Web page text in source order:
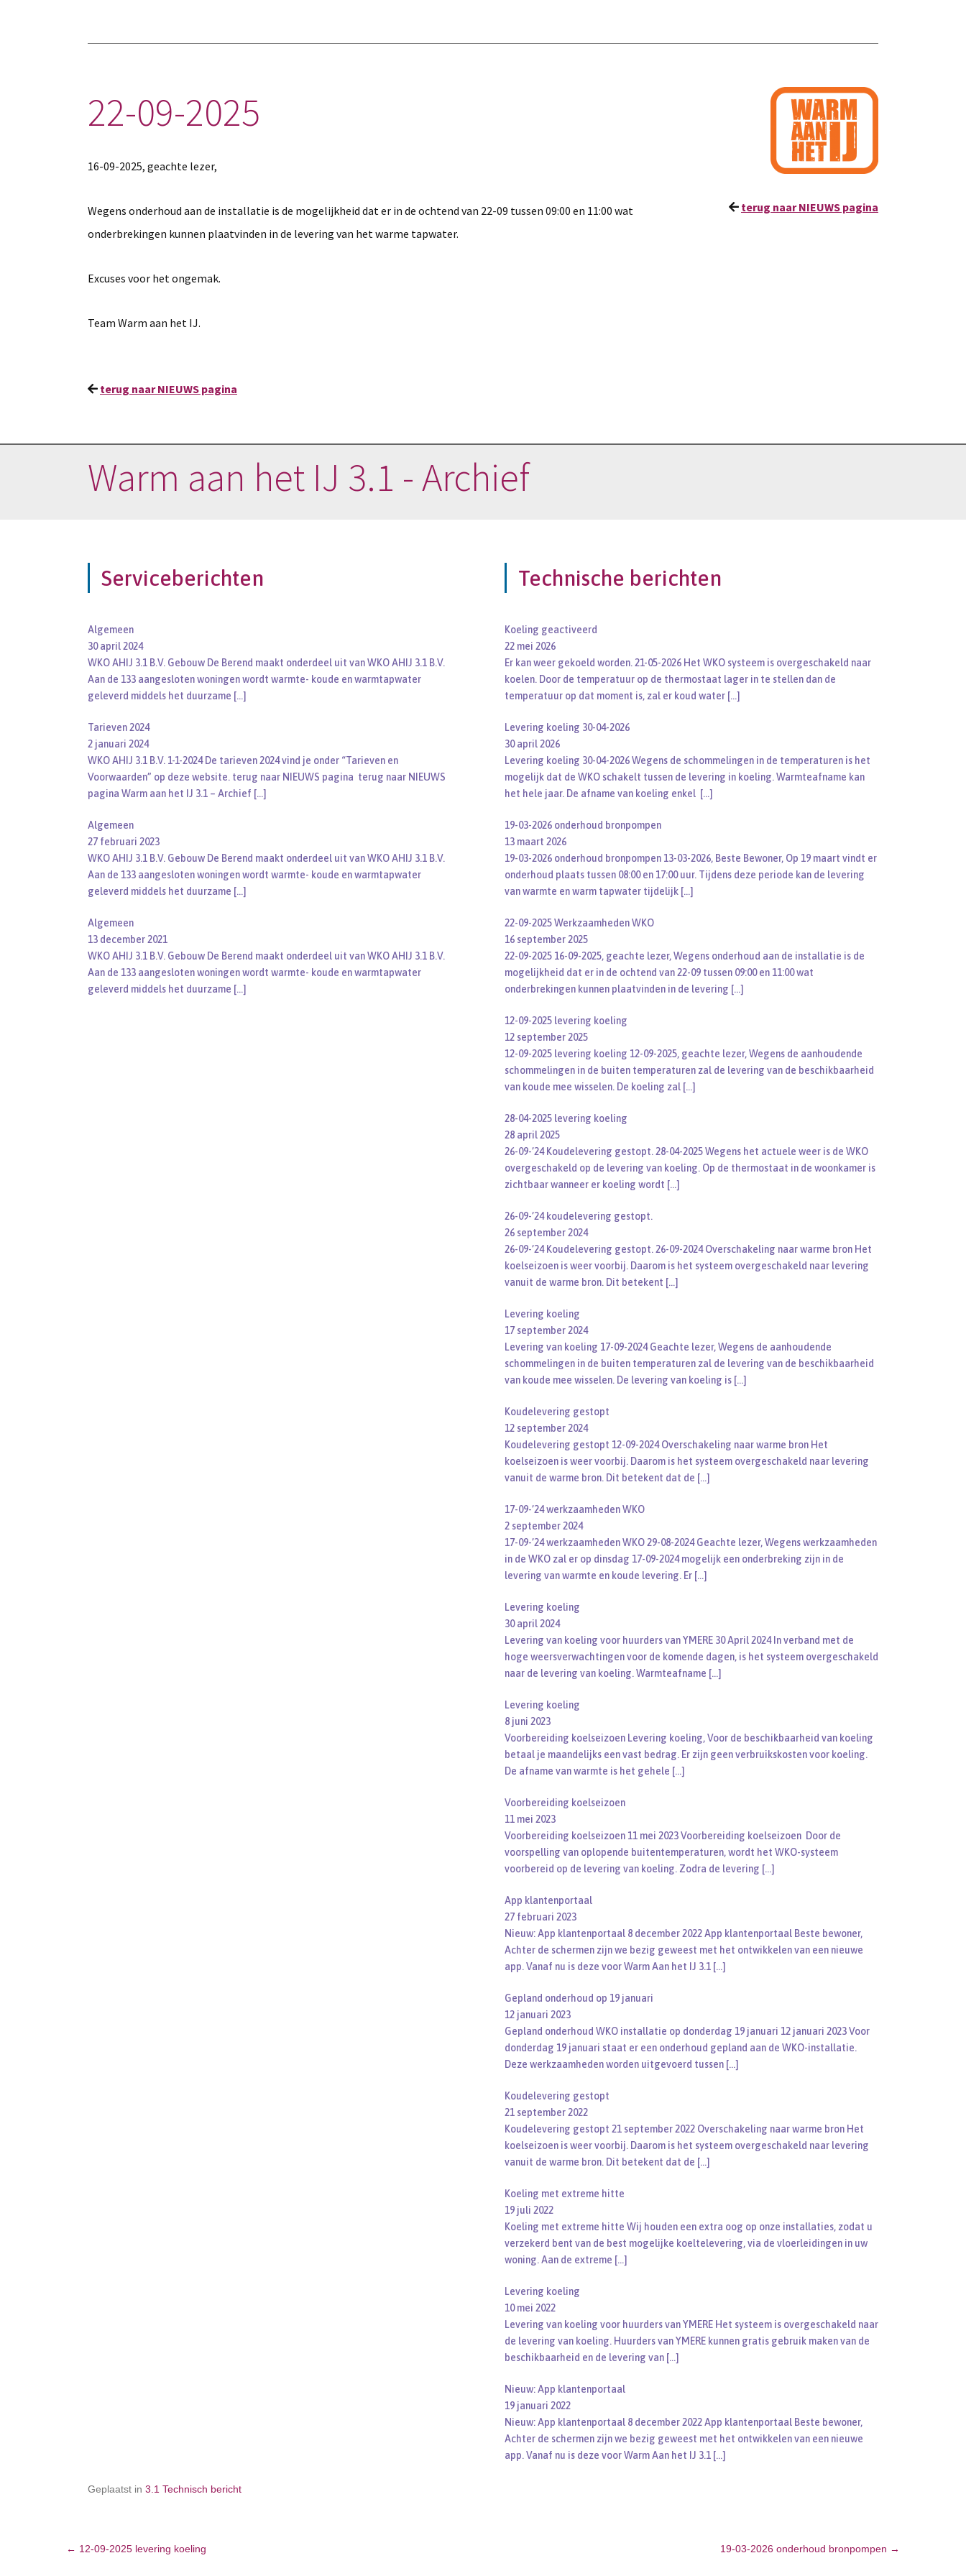
22-09-2025
16-09-2025, geachte lezer,
Wegens onderhoud aan de installatie is de mogelijkheid dat er in de ochtend van 22-09 tussen 09:00 en 11:00 wat
onderbrekingen kunnen plaatvinden in de levering van het warme tapwater.
Excuses voor het ongemak.
Team Warm aan het IJ.
terug naar NIEUWS pagina
terug naar NIEUWS pagina
Warm aan het IJ 3.1 - Archief
Serviceberichten
Algemeen
30 april 2024
WKO AHIJ 3.1 B.V. Gebouw De Berend maakt onderdeel uit van WKO AHIJ 3.1 B.V.
Aan de 133 aangesloten woningen wordt warmte- koude en warmtapwater
geleverd middels het duurzame […]
Tarieven 2024
2 januari 2024
WKO AHIJ 3.1 B.V. 1-1-2024 De tarieven 2024 vind je onder “Tarieven en
Voorwaarden” op deze website. terug naar NIEUWS pagina terug naar NIEUWS
pagina Warm aan het IJ 3.1 – Archief […]
Algemeen
27 februari 2023
WKO AHIJ 3.1 B.V. Gebouw De Berend maakt onderdeel uit van WKO AHIJ 3.1 B.V.
Aan de 133 aangesloten woningen wordt warmte- koude en warmtapwater
geleverd middels het duurzame […]
Algemeen
13 december 2021
WKO AHIJ 3.1 B.V. Gebouw De Berend maakt onderdeel uit van WKO AHIJ 3.1 B.V.
Aan de 133 aangesloten woningen wordt warmte- koude en warmtapwater
geleverd middels het duurzame […]
Technische berichten
Koeling geactiveerd
22 mei 2026
Er kan weer gekoeld worden. 21-05-2026 Het WKO systeem is overgeschakeld naar
koelen. Door de temperatuur op de thermostaat lager in te stellen dan de
temperatuur op dat moment is, zal er koud water […]
Levering koeling 30-04-2026
30 april 2026
Levering koeling 30-04-2026 Wegens de schommelingen in de temperaturen is het
mogelijk dat de WKO schakelt tussen de levering in koeling. Warmteafname kan
het hele jaar. De afname van koeling enkel […]
19-03-2026 onderhoud bronpompen
13 maart 2026
19-03-2026 onderhoud bronpompen 13-03-2026, Beste Bewoner, Op 19 maart vindt er
onderhoud plaats tussen 08:00 en 17:00 uur. Tijdens deze periode kan de levering
van warmte en warm tapwater tijdelijk […]
22-09-2025 Werkzaamheden WKO
16 september 2025
22-09-2025 16-09-2025, geachte lezer, Wegens onderhoud aan de installatie is de
mogelijkheid dat er in de ochtend van 22-09 tussen 09:00 en 11:00 wat
onderbrekingen kunnen plaatvinden in de levering […]
12-09-2025 levering koeling
12 september 2025
12-09-2025 levering koeling 12-09-2025, geachte lezer, Wegens de aanhoudende
schommelingen in de buiten temperaturen zal de levering van de beschikbaarheid
van koude mee wisselen. De koeling zal […]
28-04-2025 levering koeling
28 april 2025
26-09-’24 Koudelevering gestopt. 28-04-2025 Wegens het actuele weer is de WKO
overgeschakeld op de levering van koeling. Op de thermostaat in de woonkamer is
zichtbaar wanneer er koeling wordt […]
26-09-’24 koudelevering gestopt.
26 september 2024
26-09-’24 Koudelevering gestopt. 26-09-2024 Overschakeling naar warme bron Het
koelseizoen is weer voorbij. Daarom is het systeem overgeschakeld naar levering
vanuit de warme bron. Dit betekent […]
Levering koeling
17 september 2024
Levering van koeling 17-09-2024 Geachte lezer, Wegens de aanhoudende
schommelingen in de buiten temperaturen zal de levering van de beschikbaarheid
van koude mee wisselen. De levering van koeling is […]
Koudelevering gestopt
12 september 2024
Koudelevering gestopt 12-09-2024 Overschakeling naar warme bron Het
koelseizoen is weer voorbij. Daarom is het systeem overgeschakeld naar levering
vanuit de warme bron. Dit betekent dat de […]
17-09-’24 werkzaamheden WKO
2 september 2024
17-09-’24 werkzaamheden WKO 29-08-2024 Geachte lezer, Wegens werkzaamheden
in de WKO zal er op dinsdag 17-09-2024 mogelijk een onderbreking zijn in de
levering van warmte en koude levering. Er […]
Levering koeling
30 april 2024
Levering van koeling voor huurders van YMERE 30 April 2024 In verband met de
hoge weersverwachtingen voor de komende dagen, is het systeem overgeschakeld
naar de levering van koeling. Warmteafname […]
Levering koeling
8 juni 2023
Voorbereiding koelseizoen Levering koeling, Voor de beschikbaarheid van koeling
betaal je maandelijks een vast bedrag. Er zijn geen verbruikskosten voor koeling.
De afname van warmte is het gehele […]
Voorbereiding koelseizoen
11 mei 2023
Voorbereiding koelseizoen 11 mei 2023 Voorbereiding koelseizoen Door de
voorspelling van oplopende buitentemperaturen, wordt het WKO-systeem
voorbereid op de levering van koeling. Zodra de levering […]
App klantenportaal
27 februari 2023
Nieuw: App klantenportaal 8 december 2022 App klantenportaal Beste bewoner,
Achter de schermen zijn we bezig geweest met het ontwikkelen van een nieuwe
app. Vanaf nu is deze voor Warm Aan het IJ 3.1 […]
Gepland onderhoud op 19 januari
12 januari 2023
Gepland onderhoud WKO installatie op donderdag 19 januari 12 januari 2023 Voor
donderdag 19 januari staat er een onderhoud gepland aan de WKO-installatie.
Deze werkzaamheden worden uitgevoerd tussen […]
Koudelevering gestopt
21 september 2022
Koudelevering gestopt 21 september 2022 Overschakeling naar warme bron Het
koelseizoen is weer voorbij. Daarom is het systeem overgeschakeld naar levering
vanuit de warme bron. Dit betekent dat de […]
Koeling met extreme hitte
19 juli 2022
Koeling met extreme hitte Wij houden een extra oog op onze installaties, zodat u
verzekerd bent van de best mogelijke koeltelevering, via de vloerleidingen in uw
woning. Aan de extreme […]
Levering koeling
10 mei 2022
Levering van koeling voor huurders van YMERE Het systeem is overgeschakeld naar
de levering van koeling. Huurders van YMERE kunnen gratis gebruik maken van de
beschikbaarheid en de levering van […]
Nieuw: App klantenportaal
19 januari 2022
Nieuw: App klantenportaal 8 december 2022 App klantenportaal Beste bewoner,
Achter de schermen zijn we bezig geweest met het ontwikkelen van een nieuwe
app. Vanaf nu is deze voor Warm Aan het IJ 3.1 […]
Geplaatst in 3.1 Technisch bericht
Bericht navigatie
← 12-09-2025 levering koeling 19-03-2026 onderhoud bronpompen →